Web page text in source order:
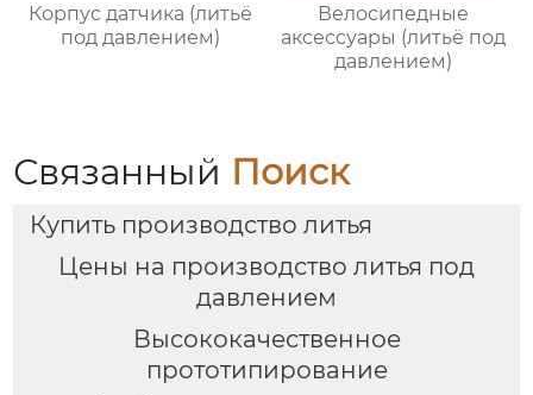
Корпус датчика (литьё
под давлением)
Велосипедные
аксессуары (литьё под
давлением)
Связанный Поиск
Купить производство литья
Цены на производство литья под
давлением
Высококачественное
прототипирование